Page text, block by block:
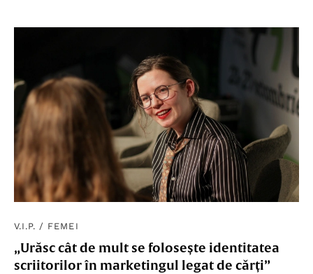
V.I.P. / FEMEI
„Urăsc cât de mult se folosește identitatea
scriitorilor în marketingul legat de cărți”